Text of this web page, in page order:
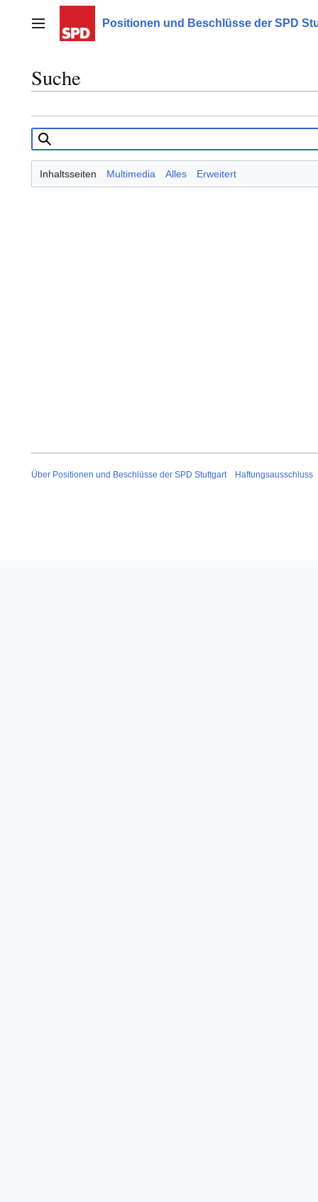
springenHauptmenü Positionen und Beschlüsse der SPD
Suche
Inhaltsseiten Multimedia Alles Erweitert
Über Positionen und Beschlüsse der SPD Stuttgart Haftungsausschluss